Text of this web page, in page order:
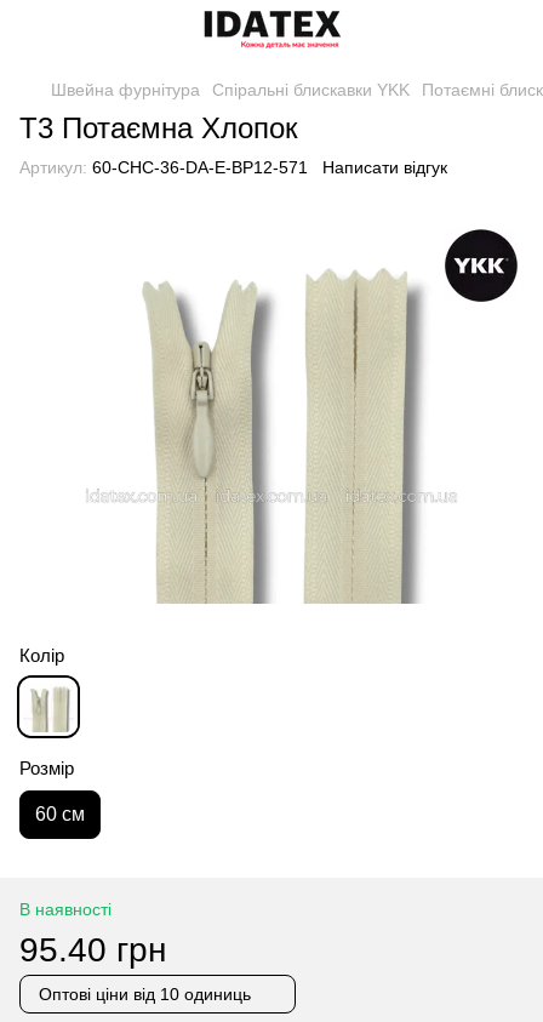
Швейна фурнітура Спіральні блискавки YKK Потаємні
Т3 Потаємна Хлопок
Артикул: 60-CHC-36-DA-E-BP12-571 Написати відгук
Колір
Розмір
60 см
В наявності
95.40 грн
Оптові ціни від 10 одиниць